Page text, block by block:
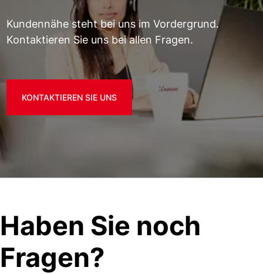
Kundennähe steht bei uns im Vordergrund.
Kontaktieren Sie uns bei allen Fragen.
KONTAKTIEREN SIE UNS
Haben Sie noch
Fragen?